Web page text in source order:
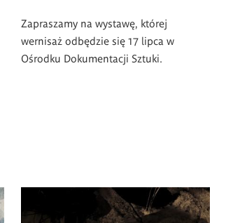
Zapraszamy na wystawę, której
wernisaż odbędzie się 17 lipca w
Ośrodku Dokumentacji Sztuki.